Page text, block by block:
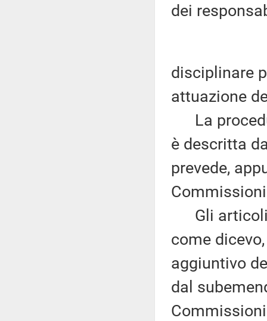
dei
disciplinare
attuazione
La
è descritta
prevede,
Gli articoli
come
aggiuntivo
dal